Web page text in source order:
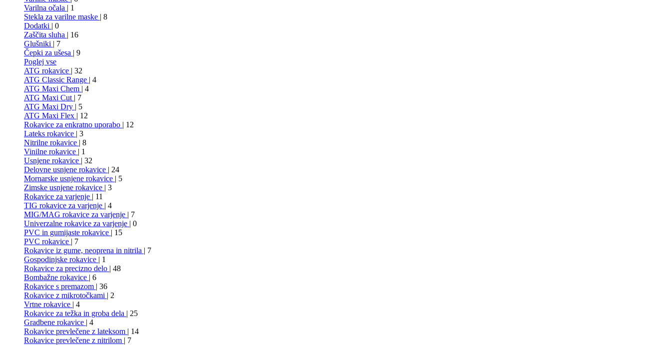
Varilna očala | 1
Stekla za varilne maske | 8
Dodatki | 0
Zaščita sluha | 16
Glušniki | 7
Čepki za ušesa | 9
Poglej vse
ATG rokavice | 32
ATG Classic Range | 4
ATG Maxi Chem | 4
ATG Maxi Cut | 7
ATG Maxi Dry | 5
ATG Maxi Flex | 12
Rokavice za enkratno uporabo | 12
Lateks rokavice | 3
Nitrilne rokavice | 8
Vinilne rokavice | 1
Usnjene rokavice | 32
Delovne usnjene rokavice | 24
Mornarske usnjene rokavice | 5
Zimske usnjene rokavice | 3
Rokavice za varjenje | 11
TIG rokavice za varjenje | 4
MIG/MAG rokavice za varjenje | 7
Univerzalne rokavice za varjenje | 0
PVC in gumijaste rokavice | 15
PVC rokavice | 7
Rokavice iz gume, neoprena in nitrila | 7
Gospodinjske rokavice | 1
Rokavice za precizno delo | 48
Bombažne rokavice | 6
Rokavice s premazom | 36
Rokavice z mikrotočkami | 2
Vrtne rokavice | 4
Rokavice za težka in groba dela | 25
Gradbene rokavice | 4
Rokavice prevlečene z lateksom | 14
Rokavice prevlečene z nitrilom | 7